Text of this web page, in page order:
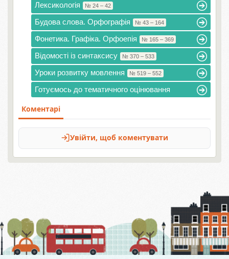
Лексикологія № 24 – 42
Будова слова. Орфографія № 43 – 164
Фонетика. Графіка. Орфоепія № 165 – 369
Відомості із синтаксису № 370 – 533
Уроки розвитку мовлення № 519 – 552
Готуємось до тематичного оцінювання